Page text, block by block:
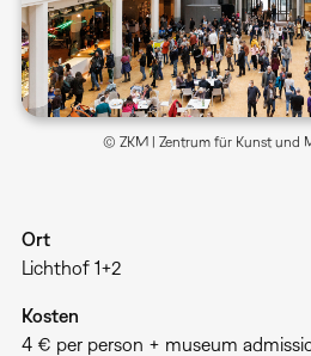
© ZKM | Zentrum für Kunst und
Ort
Lichthof 1+2
Kosten
4 € per person + museum